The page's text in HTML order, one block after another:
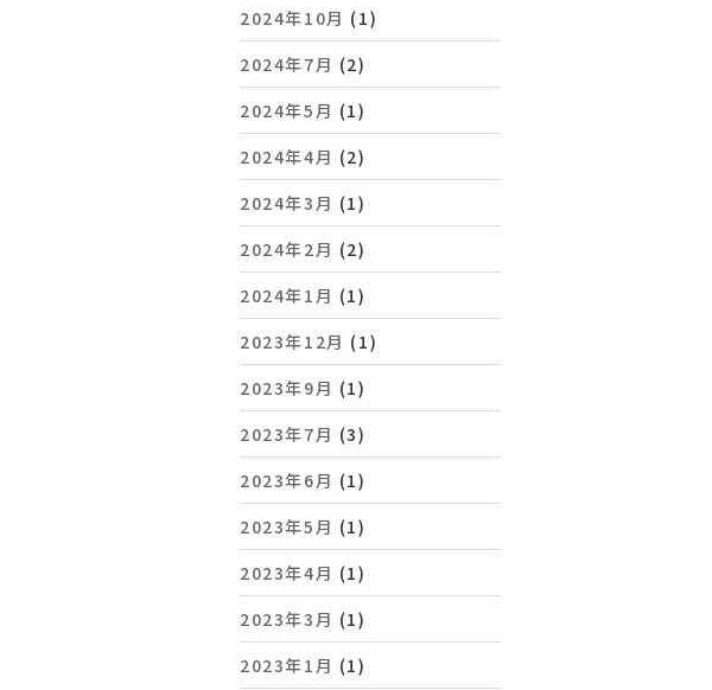
2024年10月 (1)
2024年7月 (2)
2024年5月 (1)
2024年4月 (2)
2024年3月 (1)
2024年2月 (2)
2024年1月 (1)
2023年12月 (1)
2023年9月 (1)
2023年7月 (3)
2023年6月 (1)
2023年5月 (1)
2023年4月 (1)
2023年3月 (1)
2023年1月 (1)